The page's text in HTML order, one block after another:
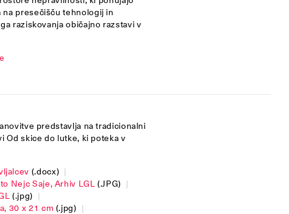
na presečišču tehnologij in
raziskovanja običajno razstavi v
predstavlja na tradicionalni
Od skice do lutke, ki poteka v
(.docx) |
Nejc Saje, Arhiv LGL (.JPG) |
(.jpg) |
30 x 21 cm (.jpg) |